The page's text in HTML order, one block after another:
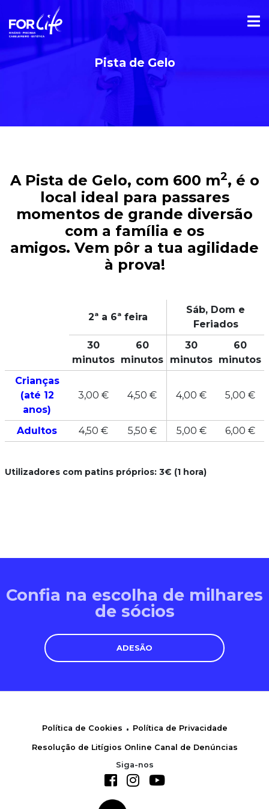
Pista de Gelo
A Pista de Gelo, com 600 m2, é o
local ideal para passares
momentos de grande diversão
com a família e os
amigos. Vem pôr a tua agilidade
à prova!
2ª a 6ª feira
Sáb, Dom e
Feriados
30
minutos
60
minutos
30
minutos
60
minutos
Crianças
(até 12
anos)
3,00 € 4,50 € 4,00 € 5,00 €
Adultos 4,50 € 5,50 € 5,00 € 6,00 €
Utilizadores com patins próprios: 3€ (1 hora)
Confia na escolha de milhares
de sócios
ADESÃO
Política de Cookies . Política de Privacidade
Resolução de Litígios Online Canal de Denúncias
Siga-nos